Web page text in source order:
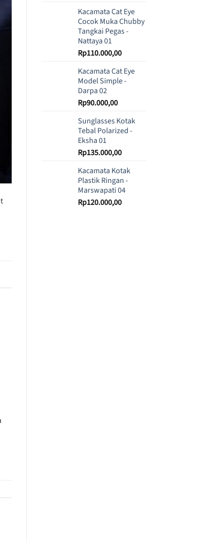
Kacamata Cat Eye
Cocok Muka Chubby
Tangkai Pegas -
Nattaya 01
Rp110.000,00
Kacamata Cat Eye
Model Simple -
Darpa 02
Rp90.000,00
Sunglasses Kotak
Tebal Polarized -
Eksha 01
Rp135.000,00
Kacamata Kotak
Plastik Ringan -
Marswapati 04
Rp120.000,00